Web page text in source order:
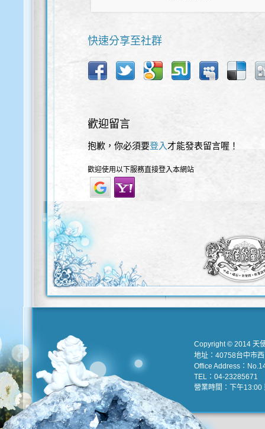
快速分享至社群
歡迎留言
抱歉，你必須要登入 才能發表留言喔！
歡迎使用以下服務直接登入本網站
Copyright © 2014 天
地址：40758台中市
Office Address：
TEL：04-23285671
營業時間：下午13:00